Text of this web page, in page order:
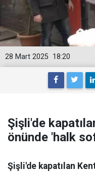
18:20
28 Mart 2025
Şişli'de
önünde 'halk
Şişli'de kapatılan